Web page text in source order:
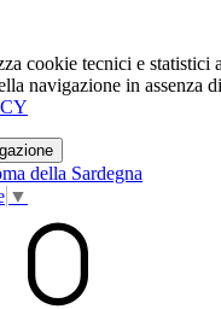
cookie tecnici e
navigazione in assenza
della Sardegna
▼